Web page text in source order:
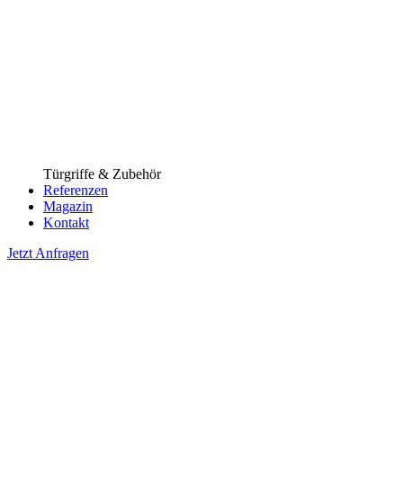
Türgriffe & Zubehör
Referenzen
Magazin
Kontakt
Jetzt Anfragen